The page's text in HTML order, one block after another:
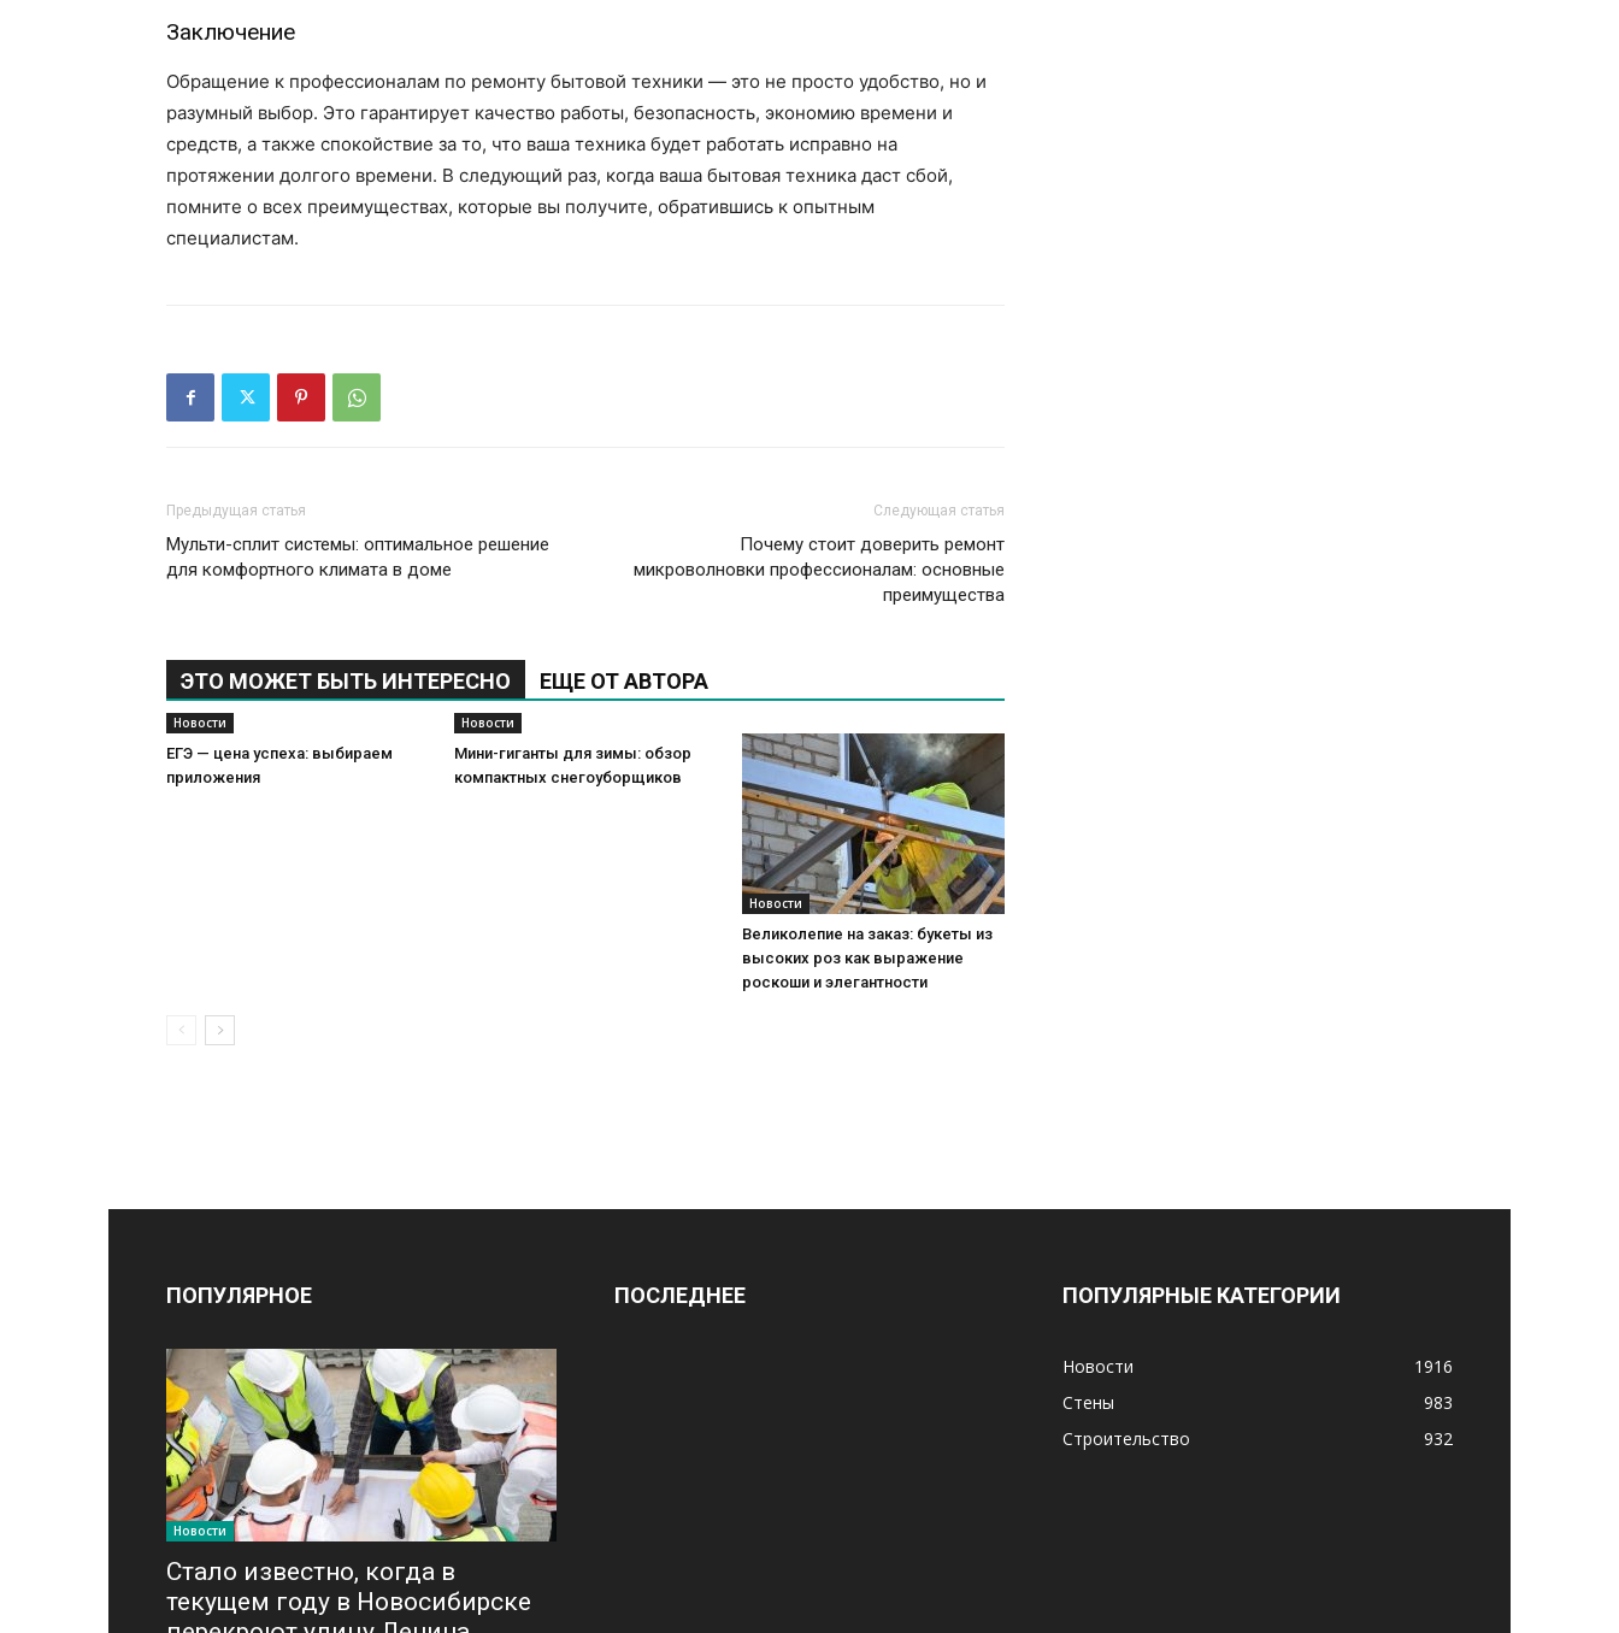
Заключение
Обращение к профессионалам по ремонту бытовой техники — это не просто удобство, но и
разумный выбор. Это гарантирует качество работы, безопасность, экономию времени и
средств, а также спокойствие за то, что ваша техника будет работать исправно на
протяжении долгого времени. В следующий раз, когда ваша бытовая техника даст сбой,
помните о всех преимуществах, которые вы получите, обратившись к опытным
специалистам.
Предыдущая статья
Мульти-сплит системы: оптимальное решение
для комфортного климата в доме
Следующая статья
Почему стоит доверить ремонт
микроволновки профессионалам: основные
преимущества
ЭТО МОЖЕТ БЫТЬ ИНТЕРЕСНО ЕЩЕ ОТ АВТОРА
Новости
ЕГЭ — цена успеха: выбираем
приложения
Новости
Мини-гиганты для зимы: обзор
компактных снегоуборщиков
Новости
Великолепие на заказ: букеты из
высоких роз как выражение
роскоши и элегантности
ПОПУЛЯРНОЕ
Новости
Стало известно, когда в
текущем году в Новосибирске
ПОСЛЕДНЕЕ ПОПУЛЯРНЫЕ КАТЕГОРИИ
Новости
1916
Стены
983
Строительство
932